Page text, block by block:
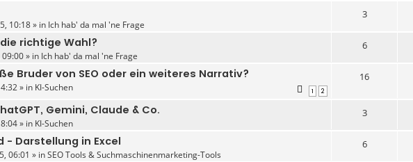
10:18 » in Ich hab' da mal 'ne Frage
3
richtige Wahl?
» in Ich hab' da mal 'ne Frage
6
Bruder von SEO oder ein weiteres Narrativ?
» in KI-Suchen 1 2
16
Gemini, Claude & Co.
» in KI-Suchen
3
- Darstellung in Excel
06:01 » inSEO Tools & Suchmaschinenmarketing-Tools
6